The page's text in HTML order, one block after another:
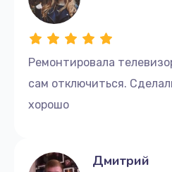
Прошивка /
Замена
Ремонтировала
сам отключиться.
хорошо
Дмитрий